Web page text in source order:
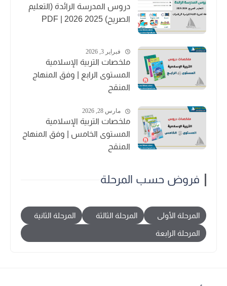
دروس المدرسة الرائدة (التعليم
الصريح) 2025 2026 | PDF
فبراير 3, 2026
ملخصات التربية الإسلامية
المستوى الرابع | وفق المنهاج
المنقح
مارس 28, 2026
ملخصات التربية الإسلامية
المستوى الخامس | وفق المنهاج
المنقح
فروض حسب المرحلة
المرحلة الأولى المرحلة الثالثة المرحلة الثانية
المرحلة الرابعة